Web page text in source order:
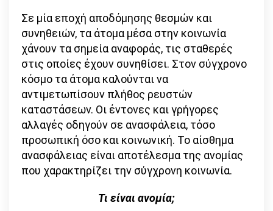
Σε μία εποχή αποδόμησης θεσμών και
συνηθειών, τα άτομα μέσα στην κοινωνία
χάνουν τα σημεία αναφοράς, τις σταθερές
στις οποίες έχουν συνηθίσει. Στον σύγχρονο
κόσμο τα άτομα καλούνται να
αντιμετωπίσουν πλήθος ρευστών
καταστάσεων. Οι έντονες και γρήγορες
αλλαγές οδηγούν σε ανασφάλεια, τόσο
προσωπική όσο και κοινωνική. Το αίσθημα
ανασφάλειας είναι αποτέλεσμα της ανομίας
που χαρακτηρίζει την σύγχρονη κοινωνία.
Τι είναι ανομία;